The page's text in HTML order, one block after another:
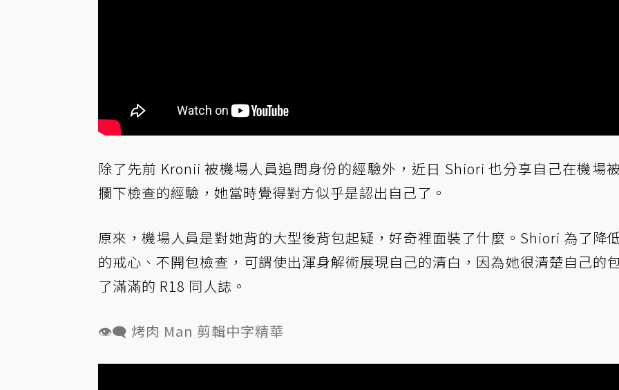
除了先前 Kronii 被機場人員追問身份的經驗外，近日 Shiori 也分享自己在機場
攔下檢查的經驗，她當時覺得對方似乎是認出自己了。
原來，機場人員是對她背的大型後背包起疑，好奇裡面裝了什麼。Shiori 為了降
的戒心、不開包檢查，可謂使出渾身解術展現自己的清白，因為她很清楚自己的
了滿滿的 R18 同人誌。
👁‍🗨 烤肉 Man 剪輯中字精華